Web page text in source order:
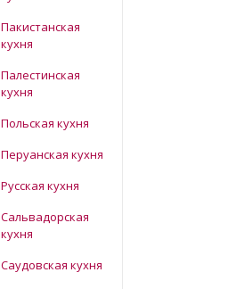
Пакистанская
кухня
Палестинская
кухня
Польская кухня
Перуанская кухня
Русская кухня
Сальвадорская
кухня
Саудовская кухня